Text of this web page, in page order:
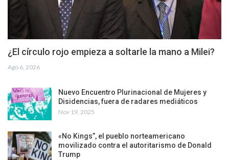
¿El círculo rojo empieza a soltarle la mano a Milei?
Ago 6, 2026
Nuevo Encuentro Plurinacional de Mujeres y
Disidencias, fuera de radares mediáticos
Nov 19, 2025
«No Kings”, el pueblo norteamericano
movilizado contra el autoritarismo de Donald
Trump